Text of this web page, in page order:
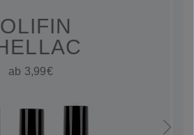
ab 3,99€